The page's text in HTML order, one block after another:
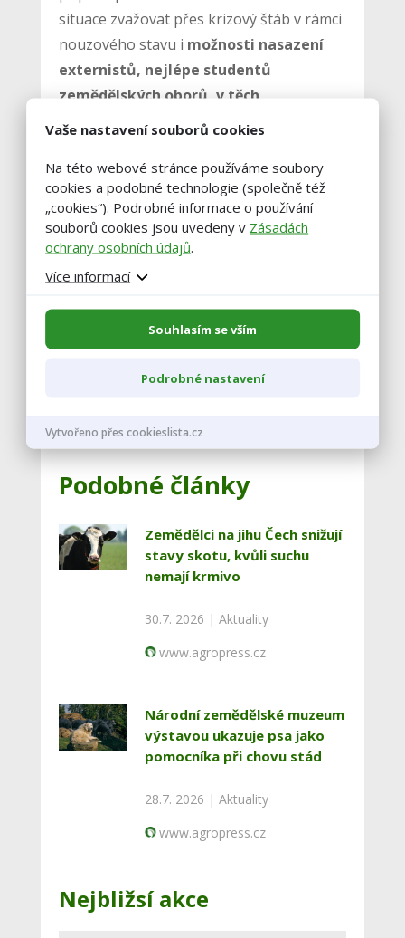
situace zvažovat přes krizový štáb v rámci
nouzového stavu i možnosti nasazení
externistů, nejlépe studentů
zemědělských oborů, v těch
nepřetržitých provozech živočišné
nového typu koronaviru,“ uzavřela.
zdroj: ČTK
foto: pixabay.com
Podobné články
Zemědělci na jihu Čech snižují
stavy skotu, kvůli suchu
nemají krmivo
30.7. 2026 | Aktuality
www.agropress.cz
Národní zemědělské muzeum
výstavou ukazuje psa jako
pomocníka při chovu stád
28.7. 2026 | Aktuality
www.agropress.cz
Nejbližsí akce
Vaše nastavení souborů cookies
Na této webové stránce používáme soubory
cookies a podobné technologie (společně též
„cookies“). Podrobné informace o používání
souborů cookies jsou uvedeny v Zásadách
ochrany osobních údajů.
Více informací
Souhlasím se vším
Podrobné nastavení
Vytvořeno přes cookieslista.cz